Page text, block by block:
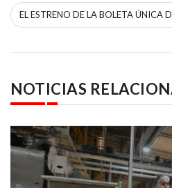
EL ESTRENO DE LA BOLETA ÚNICA
NOTICIAS